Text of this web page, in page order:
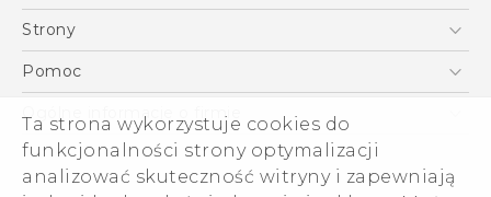
Ta strona wykorzystuje cookies do
funkcjonalności strony optymalizacji
analizować skuteczność witryny i zapewniają
Instrukcje bezpieczeństwa i regulacje prawne
Smartfony
VIVE
Akcesoria
Strony
HTC Vive
Pomoc
Pomoc E-commerce
Ogólne informacje o firmie
ESG
Informacje o firmie